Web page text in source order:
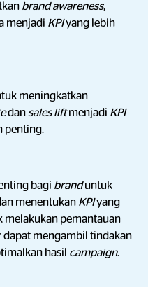
brand awareness,
menjadi KPIyang lebih
meningkatkan
dan sales liftmenjadi KPI
penting.
bagi branduntuk
menentukan KPIyang
melakukan pemantauan
dapat mengambil tindakan
hasil campaign.